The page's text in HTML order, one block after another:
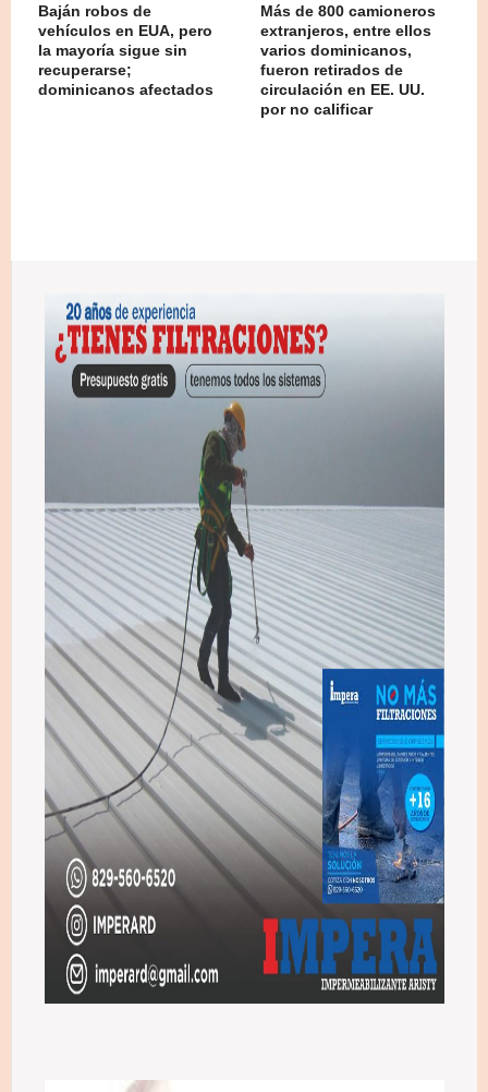
Baján robos de
vehículos en EUA, pero
la mayoría sigue sin
recuperarse;
dominicanos afectados
Más de 800 camioneros
extranjeros, entre ellos
varios dominicanos,
fueron retirados de
circulación en EE. UU.
por no calificar